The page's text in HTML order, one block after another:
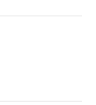
に成績が出